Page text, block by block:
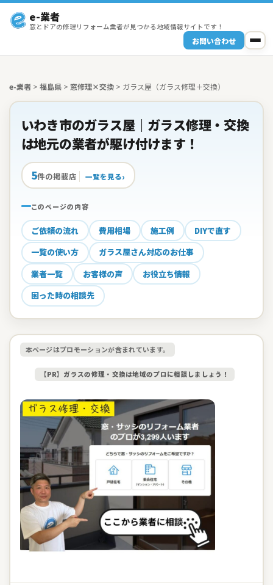
e-業者
窓とドアの修理リフォーム業者が見つかる地域情報サイトです！
お問い合わせ
e-業者 > 福島県 > 窓修理×交換 > ガラス屋（ガラス修理＋交換）
いわき市のガラス屋｜ガラス修理・交換
は地元の業者が駆け付けます！
5件の掲載店 一覧を見る
このページの内容
ご依頼の流れ 費用相場 施工例
DIYで直す
一覧の使い方
ガラス屋さん対応のお仕事
業者一覧
お客様の声
お役立ち情報
困った時の相談先
本ページはプロモーションが含まれています。
【PR】ガラスの修理・交換は地域のプロに相談しましょう！